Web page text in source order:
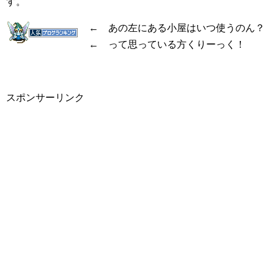
← あの左にある小屋はいつ使うのん？
← って思っている方くりーっく！
スポンサーリンク